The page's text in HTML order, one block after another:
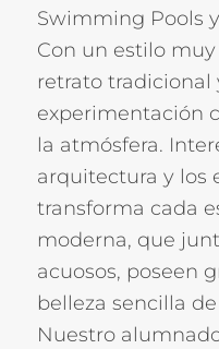
Swimming Pools
Con un estilo
retrato tradicional
experimentación
la atmósfera.
arquitectura y los
transforma cada
moderna, que
acuosos, poseen
belleza sencilla
Nuestro